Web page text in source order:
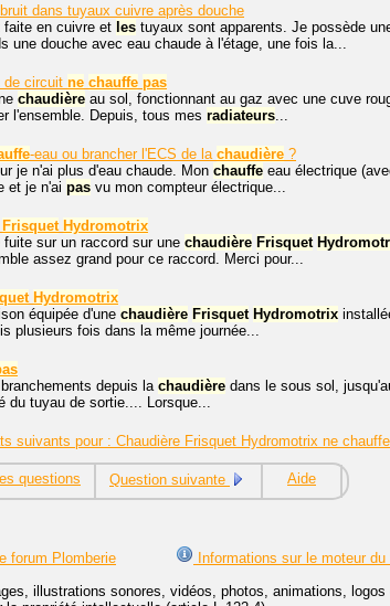
bruit dans tuyaux cuivre après douche
faite en cuivre et les tuyaux sont apparents. Je possède
une douche avec eau chaude à l'étage, une fois la...
de circuit ne chauffe pas
chaudière au sol, fonctionnant au gaz avec une cuve
l'ensemble. Depuis, tous mes radiateurs
-eau ou brancher l'ECS de la chaudière ?
je n'ai plus d'eau chaude. Mon chauffe eau électrique
et je n'ai pas vu mon compteur électrique...
Frisquet Hydromotrix
sur un raccord sur une chaudière Frisquet
assez grand pour ce raccord. Merci pour...
Hydromotrix
équipée d'une chaudière Frisquet Hydromotrix
plusieurs fois dans la même journée...
branchements depuis la chaudière dans le sous sol,
tuyau de sortie.... Lorsque...
suivants pour : Chaudière Frisquet Hydromotrix ne
questions Question suivante Aide
forum Plomberie Informations sur le moteur du
illustrations sonores, vidéos, photos, animations,